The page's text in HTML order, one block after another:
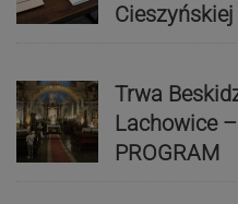
Cieszyńskiej
Trwa
Lachowice
PROGRAM